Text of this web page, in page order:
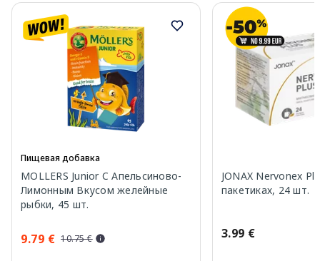
Пищевая добавка
MOLLERS Junior C Апельсиново-
Лимонным Вкусом желейные
рыбки, 45 шт.
9.79 € 10.75 €
JONAX Nervonex
пакетиках, 24 шт.
3.99 €